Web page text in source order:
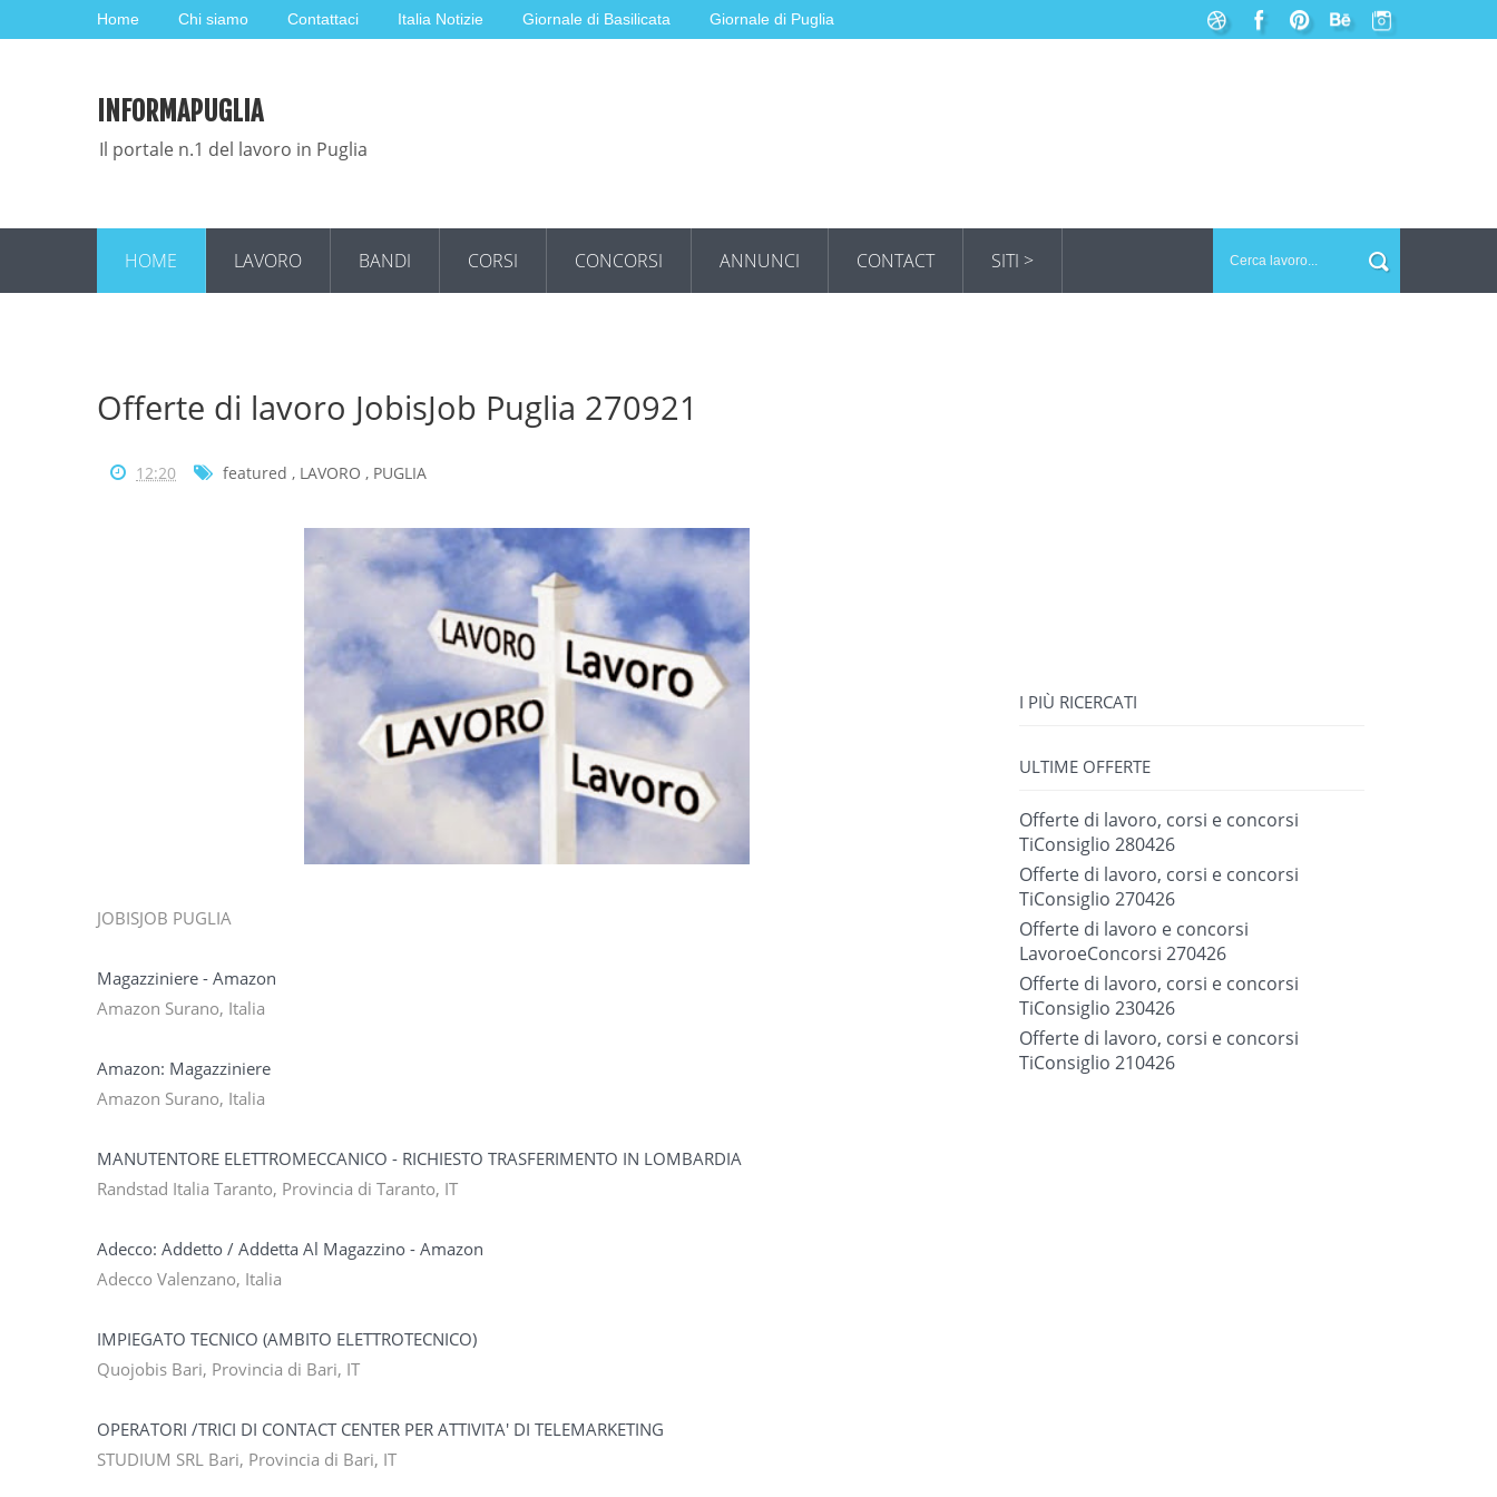
Home Chi siamo Contattaci Italia Notizie Giornale di Basilicata Giornale di Puglia
INFORMAPUGLIA
Il portale n.1 del lavoro in Puglia
HOME LAVORO BANDI CORSI CONCORSI ANNUNCI CONTACT SITI >
Offerte di lavoro JobisJob Puglia 270921
12:20 featured , LAVORO , PUGLIA
JOBISJOB PUGLIA
Magazziniere - Amazon
Amazon Surano, Italia
Amazon: Magazziniere
Amazon Surano, Italia
MANUTENTORE ELETTROMECCANICO - RICHIESTO TRASFERIMENTO IN LOMBARDIA
Randstad Italia Taranto, Provincia di Taranto, IT
Adecco: Addetto / Addetta Al Magazzino - Amazon
Adecco Valenzano, Italia
IMPIEGATO TECNICO (AMBITO ELETTROTECNICO)
Quojobis Bari, Provincia di Bari, IT
OPERATORI /TRICI DI CONTACT CENTER PER ATTIVITA' DI TELEMARKETING
STUDIUM SRL Bari, Provincia di Bari, IT
I PIÙ RICERCATI
ULTIME OFFERTE
Offerte di lavoro, corsi e concorsi
TiConsiglio 280426
Offerte di lavoro, corsi e concorsi
TiConsiglio 270426
Offerte di lavoro e concorsi
LavoroeConcorsi 270426
Offerte di lavoro, corsi e concorsi
TiConsiglio 230426
Offerte di lavoro, corsi e concorsi
TiConsiglio 210426